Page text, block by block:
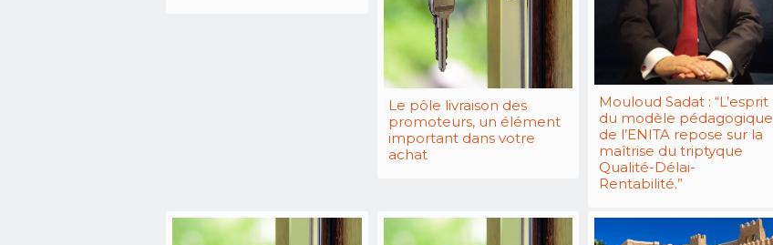
Le pôle livraison des
promoteurs, un élément
important dans votre
achat
Mouloud Sadat : “L’esprit
du modèle pédagogique
de l’ENITA repose sur la
maîtrise du triptyque
Qualité-Délai-
Rentabilité.”